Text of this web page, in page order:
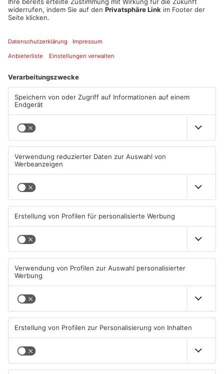
Darmstadt-
Dieburg
90 Strohballen brennen bei
Dieburg - Löscharbeiten
schwierig
09.08.2026, 10:57 UHR IN KREIS
wollen Bürgermeister in
09.08.2026, 08:48 UHR IN KREIS
Feuerwehreinsatz in
verursacht Feldbrand
06.08.2026, 11:36 UHR IN KREIS
Babenhausen fordert mehr
Schutz für Fußgänger
05.08.2026, 16:32 UHR IN KREIS